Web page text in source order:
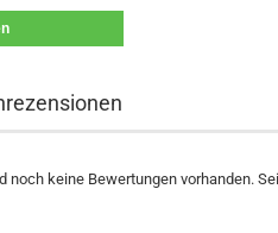
noch keine Bewertungen vorhanden.